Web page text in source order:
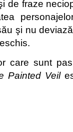
de fraze
şi nu
care sunt
Painted Veil